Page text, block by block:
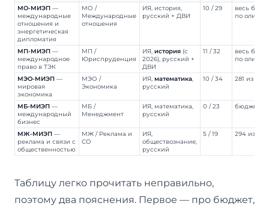
МО-МИЭП —
международные
отношения и
энергетическая
дипломатия
МО /
Международные
отношения
ИЯ, история,
русский + ДВИ
10 / 29
весь
по
МП-МИЭП —
международное
право в ТЭК
МП /
Юриспруденция
ИЯ,история (с
2026), русский +
ДВИ
11 / 32
весь
по
МЭО-МИЭП —
мировая
экономика
МЭО /
Экономика
ИЯ,математика
русский
10 / 34 281 из 310
МБ-МИЭП —
международный
бизнес
МБ /
Менеджмент
ИЯ, математика,
русский
0 / 23 бюджета
МЖ-МИЭП —
реклама и связи с
общественностью
МЖ / Реклама и
СО
ИЯ,
обществознание,
русский
5 / 19 294 из 310
Таблицу легко прочитать неправильно,
поэтому два пояснения. Первое — про бюджет,